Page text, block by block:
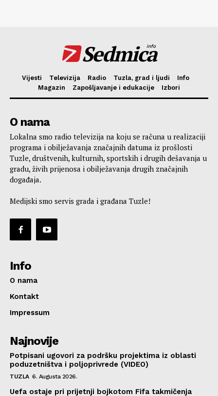
Sedmica
info
Vijesti Televizija Radio Tuzla, grad i ljudi
Info
Magazin
Zapošljavanje i edukacije Izbori
O nama
Lokalna smo radio televizija na koju se računa u realizaciji
programa i obilježavanja značajnih datuma iz prošlosti
Tuzle, društvenih, kulturnih, sportskih i drugih dešavanja u
gradu, živih prijenosa i obilježavanja drugih značajnih
događaja.
Medijski smo servis grada i građana Tuzle!
Info
O nama
Kontakt
Impressum
Najnovije
Potpisani ugovori za podršku projektima iz oblasti
poduzetništva i poljoprivrede (VIDEO)
TUZLA 6. Augusta 2026.
Uefa ostaje pri prijetnji bojkotom Fifa takmičenja